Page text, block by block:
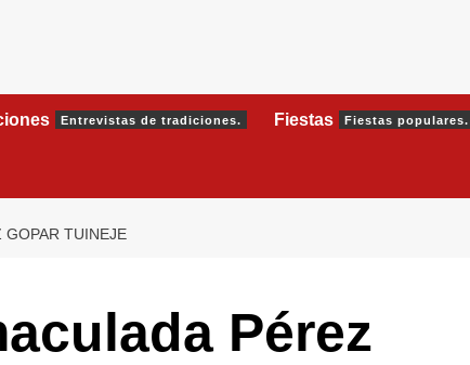
Entrevistas de tradiciones. Fiestas Fiestas populares.
GOPAR TUINEJE
Pérez